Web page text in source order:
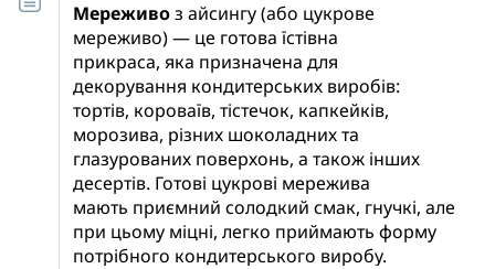
Мереживоз айсингу (або цукрове
мереживо) — це готова їстівна
прикраса, яка призначена для
декорування кондитерських виробів:
тортів, короваїв, тістечок, капкейків,
морозива, різних шоколадних та
глазурованих поверхонь, а також інших
десертів. Готові цукрові мережива
мають приємний солодкий смак, гнучкі, але
при цьому міцні, легко приймають форму
потрібного кондитерського виробу.